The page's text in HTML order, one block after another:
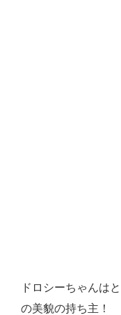
ドロシーちゃんは
の美貌の持ち主！